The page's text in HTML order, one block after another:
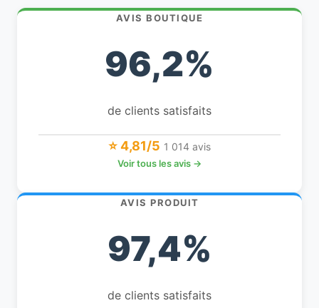
AVIS BOUTIQUE
96,2%
de clients satisfaits
⭐ 4,81/5 1 014 avis
Voir tous les avis →
AVIS PRODUIT
97,4%
de clients satisfaits